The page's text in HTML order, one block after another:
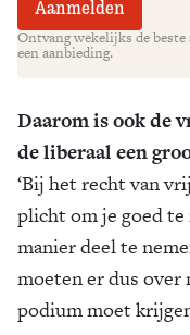
Ontvang wekelijks de
een aanbieding.
Daarom is ook de
de liberaal een
‘Bij het recht van
plicht om je goed
manier deel te
moeten er dus over
podium moet